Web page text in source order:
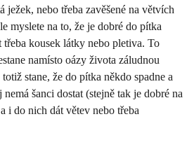
ježek, nebo třeba zavěšené na větvích
myslete na to, že je dobré do pítka
kousek látky nebo pletiva. To
namísto oázy života záludnou
stane, že do pítka někdo spadne a
šanci dostat (stejně tak je dobré na
i do nich dát větev nebo třeba